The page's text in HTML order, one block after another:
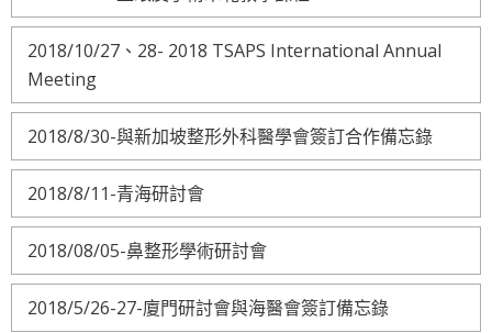
2018/10/27、28- 2018 TSAPS International Annual
Meeting
2018/8/30-與新加坡整形外科醫學會簽訂合作備忘錄
2018/8/11-青海研討會
2018/08/05-鼻整形學術研討會
2018/5/26-27-廈門研討會與海醫會簽訂備忘錄